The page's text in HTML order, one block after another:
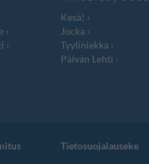
Kesä!
Jocka
Tyyliniekka
Päivän Lehti
Tietosuojalauseke